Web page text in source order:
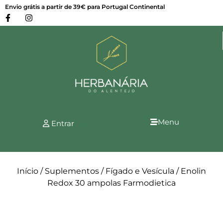
Envio grátis a partir de 39€ para Portugal Continental
Entrar Menu
Início / Suplementos / Fígado e Vesícula / Enolin
Redox 30 ampolas Farmodietica